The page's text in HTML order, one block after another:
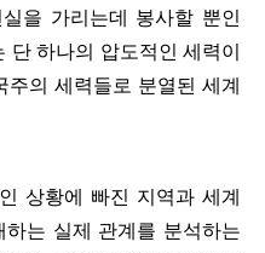
을 가리는데 봉사할 뿐인
하나의 압도적인 세력이
의 세력들로 분열된 세계
상황에 빠진 지역과 세계
는 실제 관계를 분석하는